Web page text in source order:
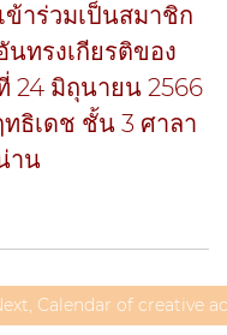
ข้าร่วมเป็นสมาชิก
นทรงเกียรติของ
24 มิถุนายน 2566
ธิเดช ชั้น 3 ศาลา
าน
Coffee Awards 2023
Calendar of creative